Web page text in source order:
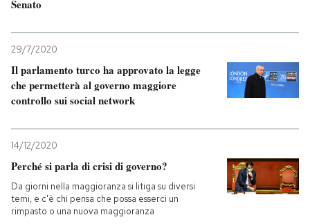
Senato
29/7/2020
Il parlamento turco ha approvato la legge
che permetterà al governo maggiore
controllo sui social network
14/12/2020
Perché si parla di crisi di governo?
Da giorni nella maggioranza si litiga su diversi
temi, e c'è chi pensa che possa esserci un
rimpasto o una nuova maggioranza